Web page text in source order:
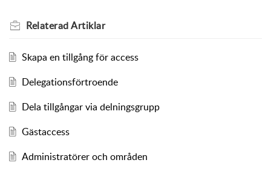
RelateradArtiklar
Skapa en tillgång för access
Delegationsförtroende
Dela tillgångar via delningsgrupp
Gästaccess
Administratörer och områden